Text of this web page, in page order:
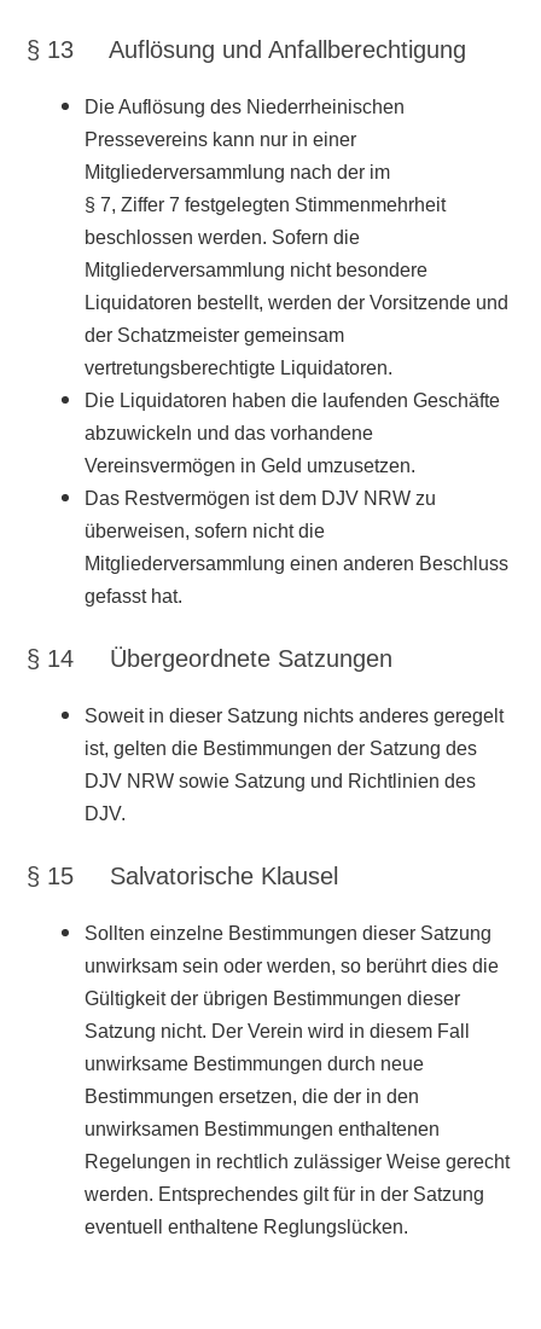
§ 13 Auflösung und Anfallberechtigung
Die Auflösung des Niederrheinischen
Pressevereins kann nur in einer
Mitgliederversammlung nach der im
§ 7, Ziffer 7 festgelegten Stimmenmehrheit
beschlossen werden. Sofern die
Mitgliederversammlung nicht besondere
Liquidatoren bestellt, werden der Vorsitzende und
der Schatzmeister gemeinsam
vertretungsberechtigte Liquidatoren.
Die Liquidatoren haben die laufenden Geschäfte
abzuwickeln und das vorhandene
Vereinsvermögen in Geld umzusetzen.
Das Restvermögen ist dem DJV NRW zu
überweisen, sofern nicht die
Mitgliederversammlung einen anderen Beschluss
gefasst hat.
§ 14 Übergeordnete Satzungen
Soweit in dieser Satzung nichts anderes geregelt
ist, gelten die Bestimmungen der Satzung des
DJV NRW sowie Satzung und Richtlinien des
DJV.
§ 15 Salvatorische Klausel
Sollten einzelne Bestimmungen dieser Satzung
unwirksam sein oder werden, so berührt dies die
Gültigkeit der übrigen Bestimmungen dieser
Satzung nicht. Der Verein wird in diesem Fall
unwirksame Bestimmungen durch neue
Bestimmungen ersetzen, die der in den
unwirksamen Bestimmungen enthaltenen
Regelungen in rechtlich zulässiger Weise gerecht
werden. Entsprechendes gilt für in der Satzung
eventuell enthaltene Reglungslücken.